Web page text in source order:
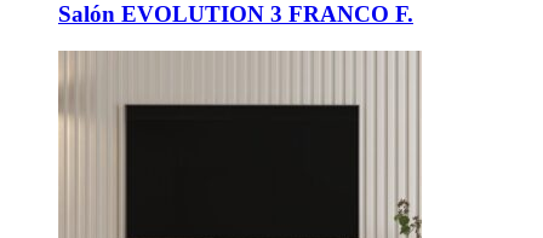
Salón EVOLUTION 3 FRANCO F.